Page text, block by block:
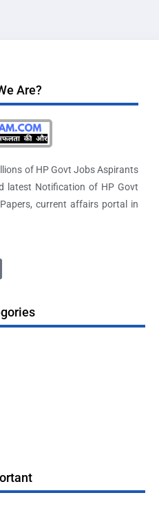
Are?
of HP Govt Jobs Aspirants
latest Notification of HP Govt
current affairs portal in